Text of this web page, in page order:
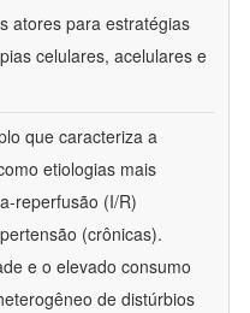
atores para estratégias
celulares, acelulares e
que caracteriza a
etiologias mais
reperfusão (I/R)
(crônicas).
e o elevado consumo
de distúrbios